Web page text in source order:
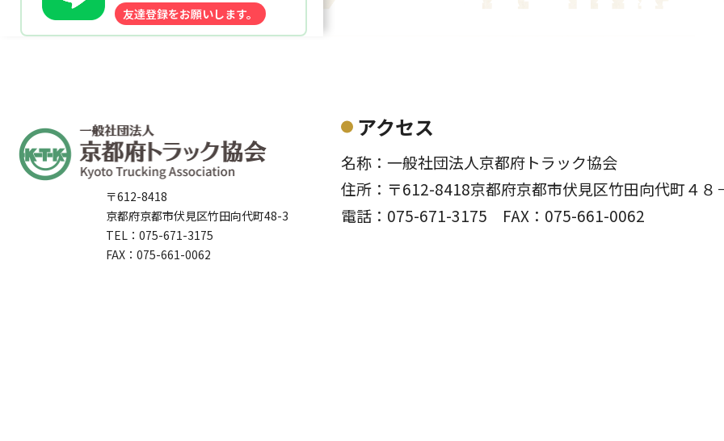
友達登録をお願いします。
〒612-8418
京都府京都市伏見区竹田向代町48-3
TEL：075-671-3175
FAX：075-661-0062
アクセス
名称：一般社団法人京都府トラック協会
住所：〒612-8418京都府京都市伏見区竹田向代町４８
電話：075-671-3175 FAX：075-661-0062